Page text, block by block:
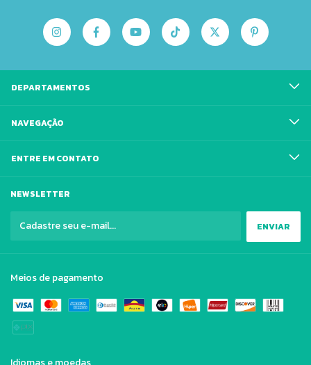
DEPARTAMENTOS
NAVEGAÇÃO
ENTRE EM CONTATO
NEWSLETTER
Meios de pagamento